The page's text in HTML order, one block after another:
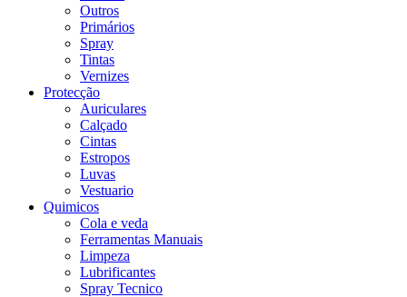
Outros
Primários
Spray
Tintas
Vernizes
Protecção
Auriculares
Calçado
Cintas
Estropos
Luvas
Vestuario
Quimicos
Cola e veda
Ferramentas Manuais
Limpeza
Lubrificantes
Spray Tecnico